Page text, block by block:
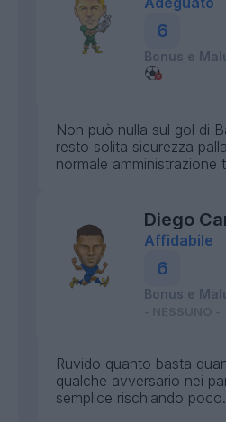
6
Bonus e
Non può nulla sul gol di
resto solita sicurezza
normale amministrazione
Diego
Affidabile
6
Bonus e
Ruvido quanto basta
qualche avversario nei
semplice rischiando poco.